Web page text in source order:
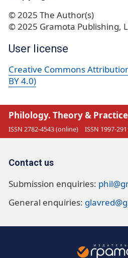
© 2025 The Author(s)
© 2025 Gramota Publishing,
User license
Creative Commons
BY 4.0)
Philology. Theory & Practice
ISSN 2782-4543 (online) ISSN 1997-
Contact us
Submission enquiries:
General enquiries: